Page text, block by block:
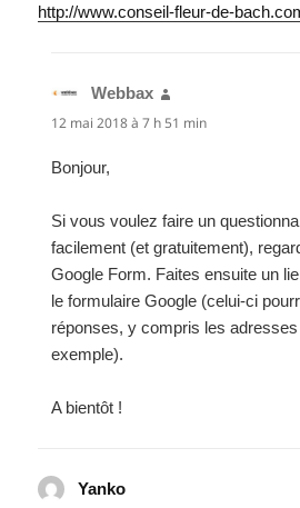
http://www.conseil-fleur-de-
Webbax
12 mai 2018 à 7 h 51 min
Bonjour,
Si vous voulez faire un
facilement (et gratuitement),
Google Form. Faites ensuite un
le formulaire Google (celui-ci
réponses, y compris les
exemple).
A bientôt !
Yanko